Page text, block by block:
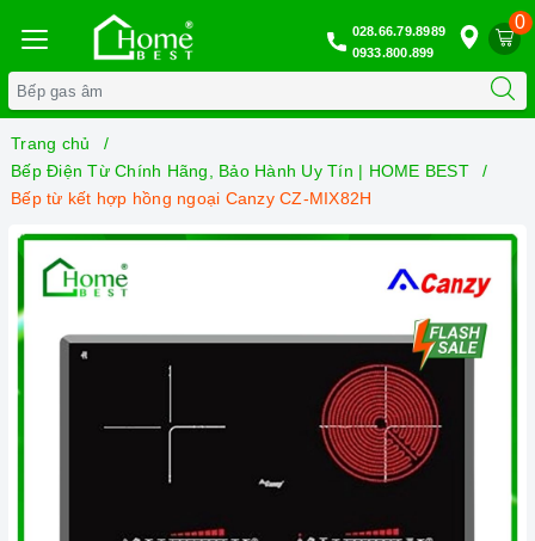
0
028.66.79.8989
0933.800.899
Trang chủ
Bếp Điện Từ Chính Hãng, Bảo Hành Uy Tín | HOME BEST
Bếp từ kết hợp hồng ngoại Canzy CZ-MIX82H